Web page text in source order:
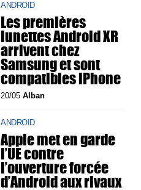
ANDROID
Les premières
lunettes Android XR
arrivent chez
Samsung et sont
compatibles iPhone
20/05Alban
ANDROID
Apple met en garde
l’UE contre
l’ouverture forcée
d’Android aux rivaux